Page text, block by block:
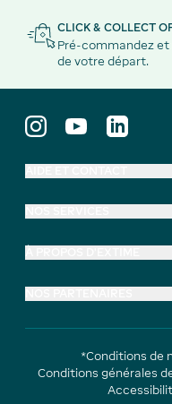
CLICK & COLLECT
Pré-commandez
de votre départ.
*Conditions de
Conditions générales